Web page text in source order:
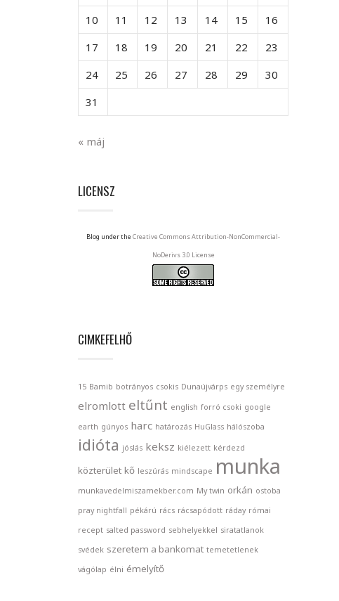
10
11 12 13 14 15
16
17
18 19 20 21 22
23
24
25 26 27 28 29
30
31
« máj
LICENSZ
Blog under the Creative Commons Attribution-NonCommercial-
NoDerivs 3.0 License
CIMKEFELHŐ
15 Bamib botrányos csokis Dunaújvárps egy személyre
elromlott eltűnt english forró csoki google
earth gúnyos harc határozás HuGlass hálószoba
idióta jóslás keksz kiélezett kérdezd
közterület kő leszúrás mindscape munka
munkavedelmiszamekber.com My twin orkán ostoba
pray nightfall pékárú rács rácsapódott ráday római
recept salted password sebhelyekkel siratatlanok
svédek szeretem a bankomat temetetlenek
vágólap élni émelyítő